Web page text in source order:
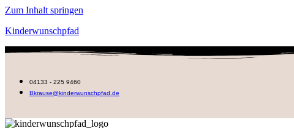
Zum Inhalt springen
Kinderwunschpfad
04133 - 225 9460
Bkrause@kinderwunschpfad.de